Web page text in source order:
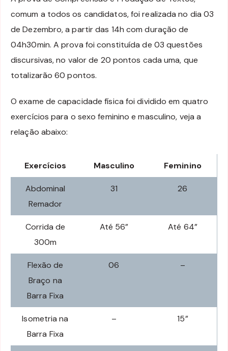
comum a todos os candidatos, foi realizada no dia 03
de Dezembro, a partir das 14h com duração de
04h30min. A prova foi constituída de 03 questões
discursivas, no valor de 20 pontos cada uma, que
totalizarão 60 pontos.
O exame de capacidade física foi dividido em quatro
exercícios para o sexo feminino e masculino, veja a
relação abaixo:
Exercícios Masculino Feminino
Abdominal
Remador
31 26
Corrida de
300m
Até 56” Até 64”
Flexão de
Braço na
Barra Fixa
06 –
Isometria na
Barra Fixa
– 15”